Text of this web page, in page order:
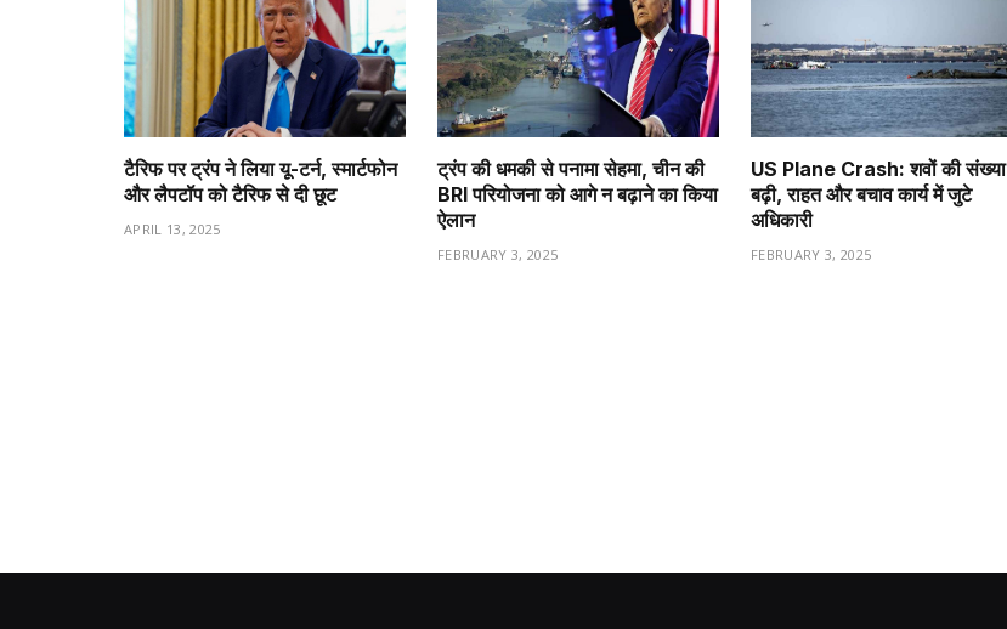
टैरिफ पर ट्रंप ने लिया यू-टर्न, स्मार्टफोन
और लैपटॉप को टैरिफ से दी छूट
APRIL 13, 2025
ट्रंप की धमकी से पनामा सेहमा, चीन की
BRI परियोजना को आगे न बढ़ाने का किया
ऐलान
FEBRUARY 3, 2025
US Plane Crash: शवों की संख्या
बढ़ी, राहत और बचाव कार्य में जुटे
अधिकारी
FEBRUARY 3, 2025